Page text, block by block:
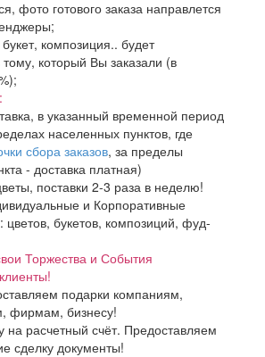
фото готового заказа направлется
композиция.. будет
тому, который Вы заказали (в
в указанный временной период
населенных пунктов, где
сбора заказов, за пределы
- доставка платная)
поставки 2-3 раза в неделю!
и Корпоративные
цветов, букетов, композиций, фуд-
Торжества и События
подарки компаниям,
фирмам, бизнесу!
на расчетный счёт. Предоставляем
сделку документы!